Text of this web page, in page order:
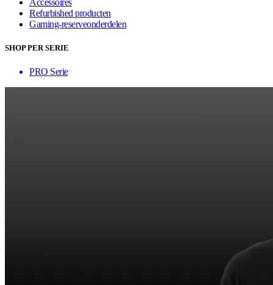
Refurbished producten
Gaming-reserveonderdelen
SHOP PER SERIE
PRO Serie